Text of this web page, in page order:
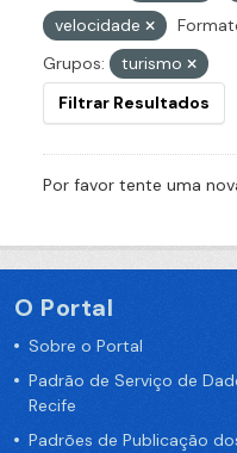
velocidade
Grupos:
turismo
Filtrar Resultados
Por favor tente uma
O Portal
Sobre o Portal
Padrão de Serviço de
Recife
Padrões de Publicação